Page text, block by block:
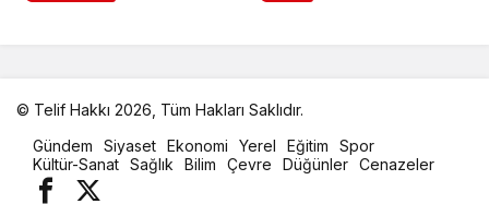
© Telif Hakkı 2026, Tüm Hakları Saklıdır.
oto
kiralama
parça
Gündem Siyaset Ekonomi Yerel Eğitim
Spor
Kültür-Sanat Sağlık Bilim Çevre Düğünler Cenazeler